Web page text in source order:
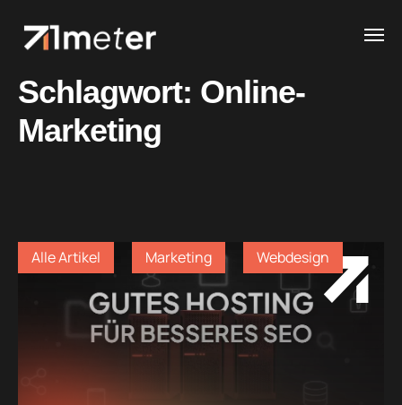
Schlagwort: Online-
Marketing
Alle Artikel Marketing Webdesign